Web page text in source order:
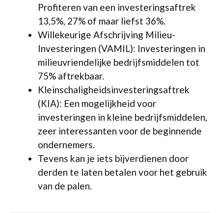
Profiteren van een investeringsaftrek
13,5%, 27% of maar liefst 36%.
Willekeurige Afschrijving Milieu-
Investeringen (VAMIL): Investeringen in
milieuvriendelijke bedrijfsmiddelen tot
75% aftrekbaar.
Kleinschaligheidsinvesteringsaftrek
(KIA): Een mogelijkheid voor
investeringen in kleine bedrijfsmiddelen,
zeer interessanten voor de beginnende
ondernemers.
Tevens kan je iets bijverdienen door
derden te laten betalen voor het gebruik
van de palen.